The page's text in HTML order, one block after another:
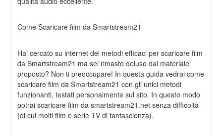
Come Scaricare film da Smartstream21
Hai cercato su internet dei metodi efficaci per scaricare film
da Smartstream21 ma sei rimasto deluso dal materiale
proposto? Non ti preoccupare! In questa guida vedrai come
scaricare film da Smartstream21 con gli unici metodi
funzionanti, testati personalmente sul sito. In questo modo
potrai scaricare film da smartstream21.net senza difficoltà
(di cui molti film e serie TV di fantascienza).